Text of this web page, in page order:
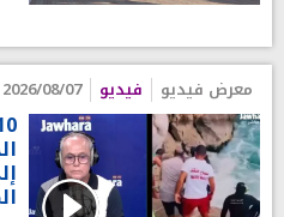
معرض فيديو فيديو 2026/08/07 11:16